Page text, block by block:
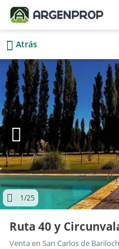
Atrás
1/25
Venta en San Carlos de